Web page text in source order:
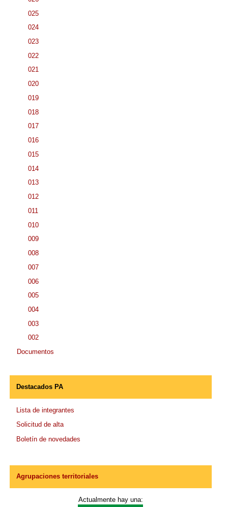
025
024
023
022
021
020
019
018
017
016
015
014
013
012
011
010
009
008
007
006
005
004
003
002
Documentos
Destacados PA
Lista de integrantes
Solicitud de alta
Boletín de novedades
Agrupaciones territoriales
Actualmente hay una: